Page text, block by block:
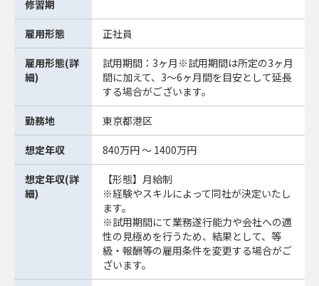
修習期
雇用形態 正社員
雇用形態(詳
細)
試用期間：3ヶ月※試用期間は所定の3ヶ月
間に加えて、3～6ヶ月間を目安として延長
する場合がございます。
勤務地 東京都港区
想定年収 840万円 ～ 1400万円
想定年収(詳
細)
【形態】月給制
※経験やスキルによって同社が決定いたし
ます。
※試用期間にて業務遂行能力や会社への適
性の見極めを行うため、結果として、等
級・報酬等の雇用条件を変更する場合がご
ざいます。